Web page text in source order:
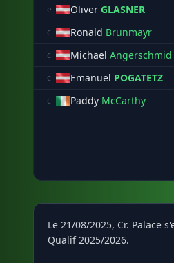
e
Oliver GLASNER
c Ronald Brunmayr
c Michael Angerschmid
c Emanuel POGATETZ
c Paddy McCarthy
Le 21/08/2025, Cr. Palace
Qualif 2025/2026.